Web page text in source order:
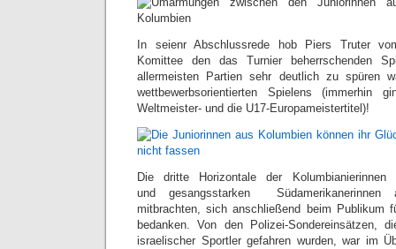
In seienr Abschlussrede hob Piers Truter
Komittee den das Turnier beherrschenden
allermeisten Partien sehr deutlich zu spüren
wettbewerbsorientierten Spielens (immerhin
Weltmeister- und die U17-Europameistertitel)!
Die dritte Horizontale der
und gesangsstarken Südamerikanerinnen
mitbrachten, sich anschließend beim Publikum
bedanken. Von den Polizei-Sondereinsätzen,
israelischer Sportler gefahren wurden, war im